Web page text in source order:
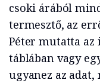
csoki árából
termesztő, az
Péter mutatta az
táblában vagy
ugyanez az